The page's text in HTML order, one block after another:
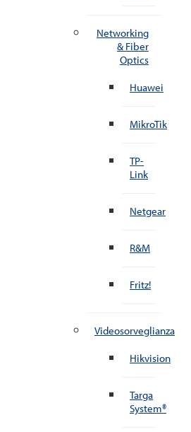
Networking
& Fiber
Optics
Huawei
MikroTik
TP-
Link
Netgear
R&M
Fritz!
Videosorveglianza
Hikvision
Targa
System®